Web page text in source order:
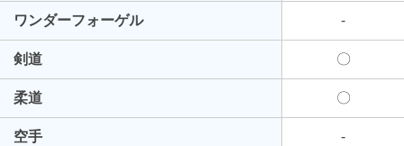
ワンダーフォーゲル -
剣道 〇
柔道 〇
空手 -